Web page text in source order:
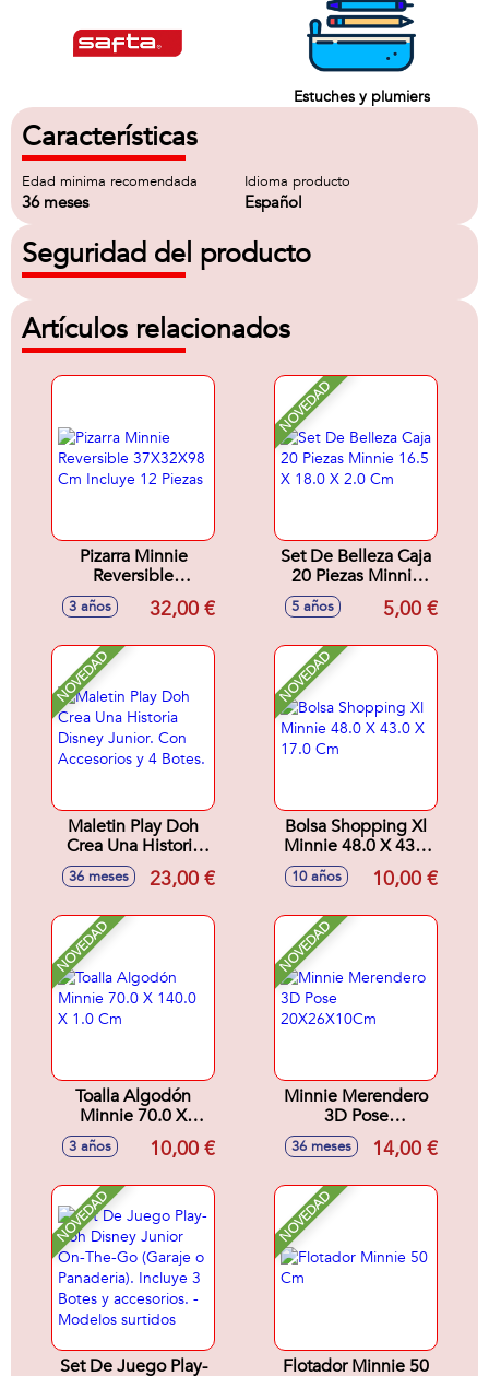
Estuches y plumiers
Características
Edad minima recomendada
36 meses
Idioma producto
Español
Seguridad del producto
Artículos relacionados
Pizarra Minnie
Reversible
37X32X98 Cm
Incluye 12 Piezas
3 años 32,00 €
NOVEDAD
Set De Belleza Caja
20 Piezas Minnie
16.5 X 18.0 X 2.0
5 años 5,00 €
NOVEDAD
Maletin Play Doh
Crea Una Historia
Disney Junior. Con
Accesorios y 4
36 meses 23,00 €
NOVEDAD
Bolsa Shopping Xl
Minnie 48.0 X 43.0
X 17.0 Cm
10 años 10,00 €
NOVEDAD
Toalla Algodón
Minnie 70.0 X
140.0 X 1.0 Cm
3 años 10,00 €
NOVEDAD
Minnie Merendero
3D Pose
20X26X10Cm
36 meses 14,00 €
NOVEDAD
Set De Juego Play-
NOVEDAD
Flotador Minnie 50